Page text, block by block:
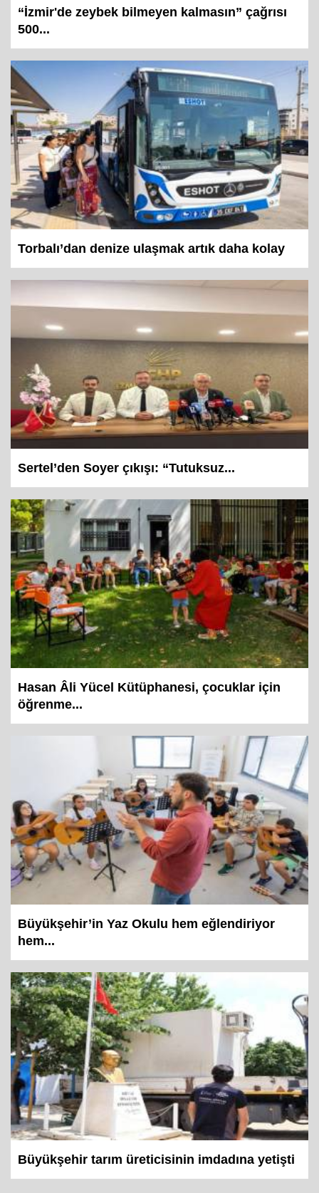
“İzmir'de zeybek bilmeyen kalmasın” çağrısı
500...
Torbalı’dan denize ulaşmak artık daha kolay
Sertel’den Soyer çıkışı: “Tutuksuz...
Hasan Âli Yücel Kütüphanesi, çocuklar için
öğrenme...
Büyükşehir’in Yaz Okulu hem eğlendiriyor
hem...
Büyükşehir tarım üreticisinin imdadına yetişti